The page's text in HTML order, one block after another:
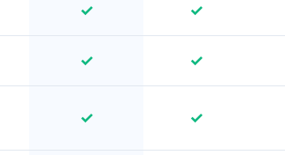
✓ ✓
✓ ✓
✓ ✓